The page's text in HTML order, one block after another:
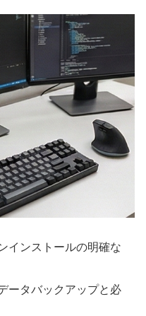
インストールの明確な
ータバックアップと必